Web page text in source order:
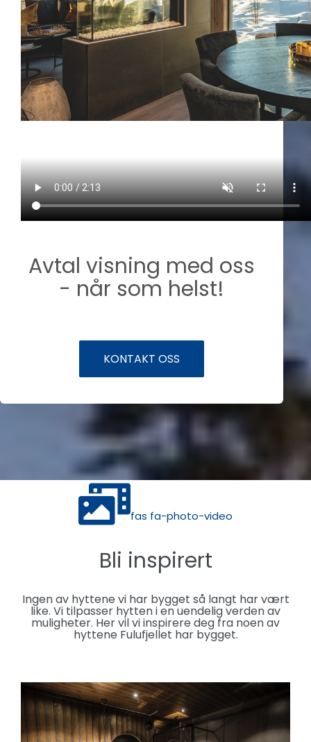
Avtal visning med oss
- når som helst!
KONTAKT OSS
fas fa-photo-video
Bli inspirert
Ingen av hyttene vi har bygget så langt har vært
like. Vi tilpasser hytten i en uendelig verden av
muligheter. Her vil vi inspirere deg fra noen av
hyttene Fulufjellet har bygget.